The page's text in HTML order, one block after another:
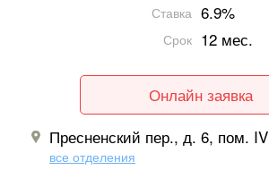
Ставка 6.9%
Срок 12 мес.
Онлайн заявка
Пресненский пер., д. 6, пом. IV
все отделения